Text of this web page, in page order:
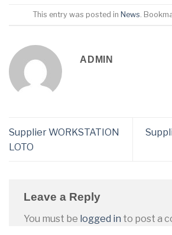
This entry was posted in News .
ADMIN
Supplier WORKSTATION
LOTO
Leave a Reply
You must be logged in to post a